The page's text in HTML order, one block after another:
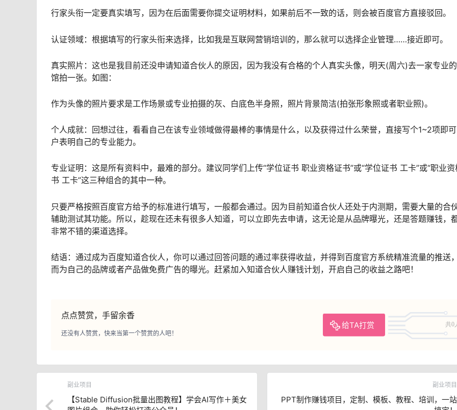
行家头衔一定要真实填写，因为在后面需要你提交证明材料，如果前后不一致的话，则会被百度官方直接驳回。
认证领域：根据填写的行家头衔来选择，比如我是互联网营销培训的，那么就可以选择企业管理……接近即可。
真实照片：这也是我目前还没申请知道合伙人的原因，因为我没有合格的个人真实头像，明天(周六)去一家专业
馆拍一张。如图：
作为头像的照片要求是工作场景或专业拍摄的灰、白底色半身照，照片背景简洁(拍张形象照或者职业照)。
个人成就：回想过往，看看自己在该专业领域做得最棒的事情是什么，以及获得过什么荣誉，直接写个1~2项即可
户表明自己的专业能力。
专业证明：这是所有资料中，最难的部分。建议同学们上传“学位证书 职业资格证书”或“学位证书 工卡”或“职业资
书 工卡”这三种组合的其中一种。
只要严格按照百度官方给予的标准进行填写，一般都会通过。因为目前知道合伙人还处于内测期，需要大量的合
辅助测试其功能。所以，趁现在还未有很多人知道，可以立即先去申请，这无论是从品牌曝光，还是答题赚钱，
非常不错的渠道选择。
结语：通过成为百度知道合伙人，你可以通过回答问题的通过率获得收益，并得到百度官方系统精准流量的推送
而为自己的品牌或者产品做免费广告的曝光。赶紧加入知道合伙人赚钱计划，开启自己的收益之路吧！
点点赞赏，手留余香
给TA打赏 共0
还没有人赞赏，快来当第一个赞赏的人吧！
副业项目
【Stable Diffusion批量出图教程】学会AI写作＋美女
副业项目
PPT制作赚钱项目，定制、模板、教程、培训，一站